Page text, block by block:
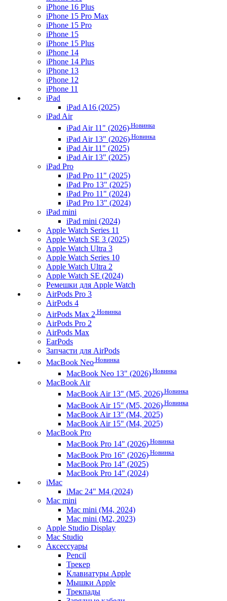
iPhone 16 Plus
iPhone 15 Pro Max
iPhone 15 Pro
iPhone 15
iPhone 15 Plus
iPhone 14
iPhone 14 Plus
iPhone 13
iPhone 12
iPhone 11
iPad
iPad A16 (2025)
iPad Air
iPad Air 11" (2026) Новинка
iPad Air 13" (2026) Новинка
iPad Air 11" (2025)
iPad Air 13" (2025)
iPad Pro
iPad Pro 11" (2025)
iPad Pro 13" (2025)
iPad Pro 11" (2024)
iPad Pro 13" (2024)
iPad mini
iPad mini (2024)
Apple Watch Series 11
Apple Watch SE 3 (2025)
Apple Watch Ultra 3
Apple Watch Series 10
Apple Watch Ultra 2
Apple Watch SE (2024)
Ремешки для Apple Watch
AirPods Pro 3
AirPods 4
AirPods Max 2 Новинка
AirPods Pro 2
AirPods Max
EarPods
Запчасти для AirPods
MacBook Neo Новинка
MacBook Neo 13" (2026) Новинка
MacBook Air
MacBook Air 13" (M5, 2026) Новинка
MacBook Air 15" (M5, 2026) Новинка
MacBook Air 13" (M4, 2025)
MacBook Air 15" (M4, 2025)
MacBook Pro
MacBook Pro 14" (2026) Новинка
MacBook Pro 16" (2026) Новинка
MacBook Pro 14" (2025)
MacBook Pro 14" (2024)
iMac
iMac 24" M4 (2024)
Mac mini
Mac mini (M4, 2024)
Mac mini (M2, 2023)
Apple Studio Display
Mac Studio
Аксессуары
Pencil
Трекер
Клавиатуры Apple
Мышки Apple
Трекпады